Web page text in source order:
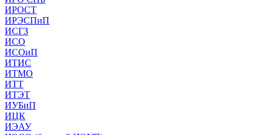
ИРОСТ
ИРЭСПиП
ИСГЗ
ИСО
ИСОиП
ИТИС
ИТМО
ИТТ
ИТЭТ
ИУБиП
ИЦК
ИЭАУ